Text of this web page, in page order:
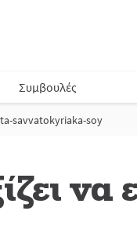
Συμβουλές
savvatokyriaka-soy
να